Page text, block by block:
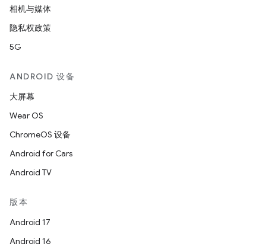
相机与媒体
隐私权政策
5G
ANDROID 设备
大屏幕
Wear OS
ChromeOS 设备
Android for Cars
Android TV
版本
Android 17
Android 16